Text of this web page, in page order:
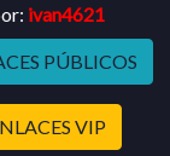
ivan4621
PÚBLICOS
VIP